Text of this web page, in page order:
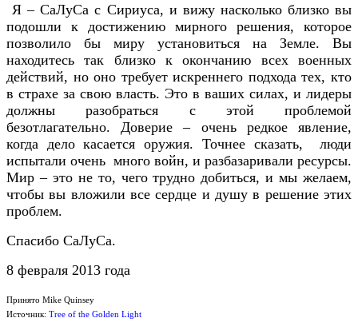
Я – СаЛуСа с Сириуса, и вижу насколько близко вы
подошли к достижению мирного решения, которое
позволило бы миру установиться на Земле. Вы
находитесь так близко к окончанию всех военных
действий, но оно требует искреннего подхода тех, кто
в страхе за свою власть. Это в ваших силах, и лидеры
должны разобраться с этой проблемой
безотлагательно. Доверие – очень редкое явление,
когда дело касается оружия. Точнее сказать, люди
испытали очень много войн, и разбазаривали ресурсы.
Мир – это не то, чего трудно добиться, и мы желаем,
чтобы вы вложили все сердце и душу в решение этих
проблем.
Спасибо СаЛуСа.
8 февраля 2013 года
Принято Mike Quinsey
Источник: Tree of the Golden Light